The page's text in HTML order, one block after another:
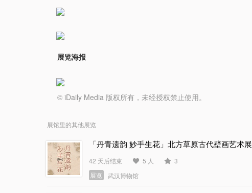
展览海报
© iDaily Media 版权所有，未经授权禁止使用。
展馆里的其他展览
「丹青遗韵 妙手生花」北方草原古代壁画艺术展
42 天后结束 5 人
3
展览
武汉博物馆